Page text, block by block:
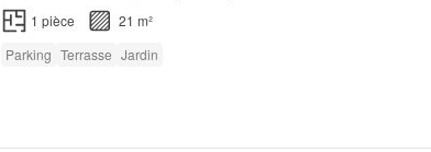
1 pièce
21 m²
Parking Terrasse Jardin